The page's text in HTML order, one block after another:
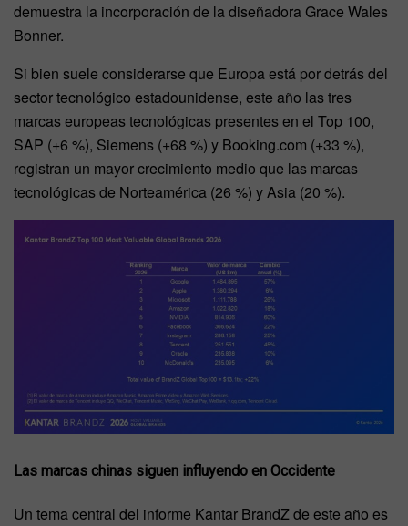
demuestra la incorporación de la diseñadora Grace Wales
Bonner.
Si bien suele considerarse que Europa está por detrás del
sector tecnológico estadounidense, este año las tres
marcas europeas tecnológicas presentes en el Top 100,
SAP (+6 %), Siemens (+68 %) y Booking.com (+33 %),
registran un mayor crecimiento medio que las marcas
tecnológicas de Norteamérica (26 %) y Asia (20 %).
Las marcas chinas siguen influyendo en Occidente
Un tema central del informe Kantar BrandZ de este año es